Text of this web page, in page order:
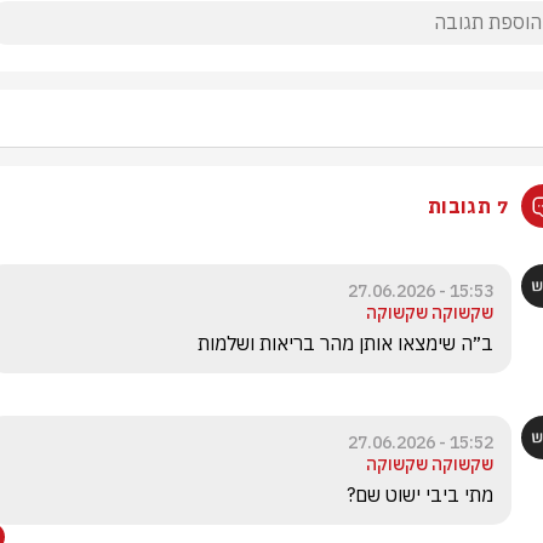
7 תגובות
15:53 - 27.06.2026
שקשוקה שקשוקה
ב״ה שימצאו אותן מהר בריאות ושלמות
15:52 - 27.06.2026
שקשוקה שקשוקה
מתי ביבי ישוט שם?